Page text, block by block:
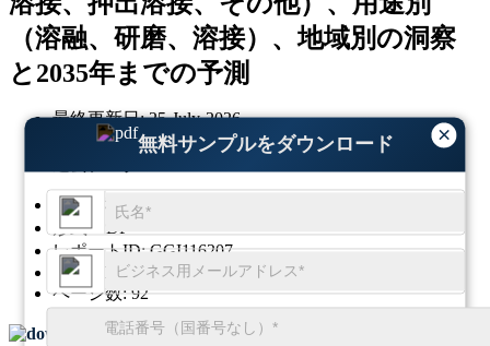
（溶融、研磨、溶接）、地域別の洞察
と2035年までの予測
最終更新日:25-July-2026
基準年:2025
地域:
グローバル
形式:
PDF
レポートID:GGI116207
SKU ID:29562215
ページ数:92
無料サンプルをダウンロード
×
無料サンプルをダウンロード